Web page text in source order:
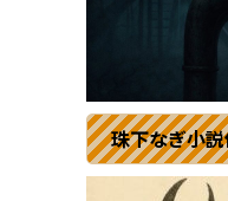
珠下なぎ小